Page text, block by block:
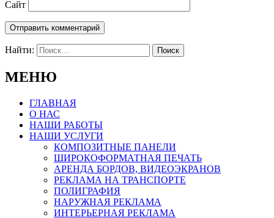
Сайт
Найти:
МЕНЮ
ГЛАВНАЯ
О НАС
НАШИ РАБОТЫ
НАШИ УСЛУГИ
КОМПОЗИТНЫЕ ПАНЕЛИ
ШИРОКОФОРМАТНАЯ ПЕЧАТЬ
АРЕНДА БОРДОВ, ВИДЕОЭКРАНОВ
РЕКЛАМА НА ТРАНСПОРТЕ
ПОЛИГРАФИЯ
НАРУЖНАЯ РЕКЛАМА
ИНТЕРЬЕРНАЯ РЕКЛАМА